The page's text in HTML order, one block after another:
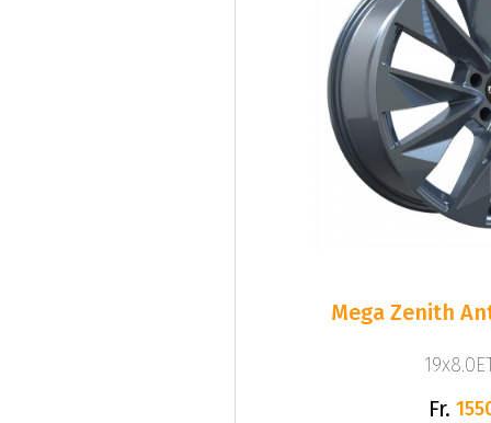
Mega Zenith
Fr.